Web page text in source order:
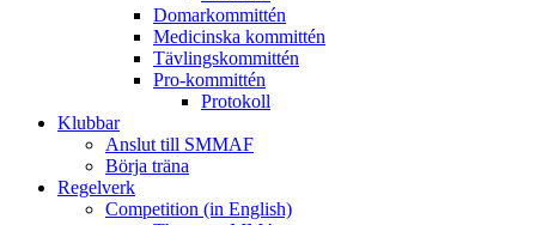
Domarkommittén
Medicinska kommittén
Tävlingskommittén
Pro-kommittén
Protokoll
Klubbar
Anslut till SMMAF
Börja träna
Regelverk
Competition (in English)